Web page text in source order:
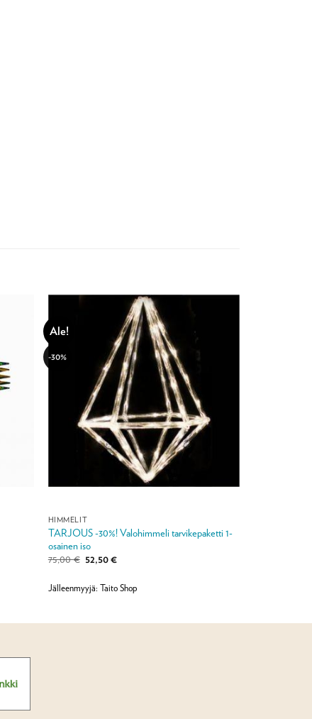
Ale!
-30%
HIMMELIT
TARJOUS -30%! Valohimmeli tarvikepaketti 1-
osainen iso
75,00€ Alkuperäinen
hinta
75,00 €.
52,50€Nykyinen
52,50 €.
Jälleenmyyjä: Taito Shop